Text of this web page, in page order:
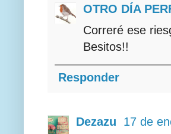
OTRO DÍA
Correré ese
Besitos!!
Responder
Dezazu
17 de